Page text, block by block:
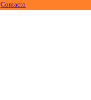
Contacto